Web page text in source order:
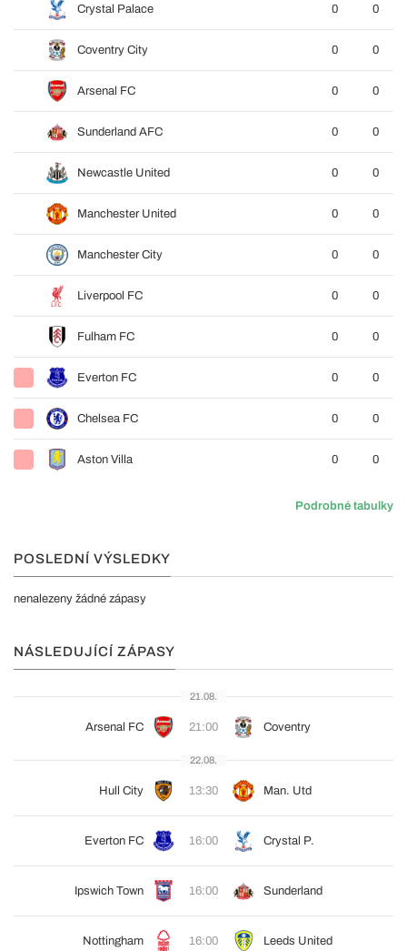
Crystal Palace 0 0
Coventry City 0 0
Arsenal FC 0 0
Sunderland AFC 0 0
Newcastle United 0 0
Manchester United 0 0
Manchester City 0 0
Liverpool FC 0 0
Fulham FC 0 0
Everton FC 0 0
Chelsea FC 0 0
Aston Villa 0 0
Podrobné tabulky
POSLEDNÍ VÝSLEDKY
nenalezeny žádné zápasy
NÁSLEDUJÍCÍ ZÁPASY
21.08.
Arsenal FC 21:00 Coventry
22.08.
Hull City 13:30 Man. Utd
Everton FC 16:00 Crystal P.
Ipswich Town 16:00 Sunderland
Nottingham 16:00 Leeds United